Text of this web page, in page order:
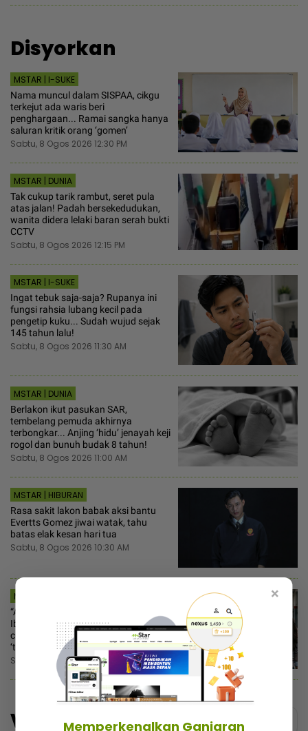
Disyorkan
MSTAR | I-SUKE
Nama muncul dalam SISPAA, cikgu
terkejut ada waris beri
penghargaan... Ramai sangka hanya
saluran kritik orang ‘gomen’
Sabtu, 8 Ogos 2026 12:30 PM
MSTAR | DUNIA
Tak cukup tarik rambut, seret pula
atas jalan! Padah bersekedudukan,
wanita didera lelaki baran serah bukti
CCTV
Sabtu, 8 Ogos 2026 12:15 PM
MSTAR | I-SUKE
Ingat tebuk saja-saja? Rupanya ini
fungsi rahsia lubang kecil pada
pengetip kuku... Sudah wujud sejak
145 tahun lalu!
Sabtu, 8 Ogos 2026 11:30 AM
MSTAR | DUNIA
Berlakon ikut pasukan SAR,
tembelang pemuda akhirnya
terbongkar... Anjing ‘hidu’ jenayah keji
rogol dan bunuh budak 8 tahun!
Sabtu, 8 Ogos 2026 11:00 AM
MSTAR | HIBURAN
Rasa sakit lakon babak aksi bantu
Evertts Gomez jiwai watak, tahu
batas elak kesan hari tua
Sabtu, 8 Ogos 2026 10:30 AM
MSTAR | VIRAL
“Akak belanja air, boleh la sayang” -
Ibu tunggal hantar foto tayang dada,
cubaan goda mekanik minta diskaun
‘timing belt’
Sabtu, 8 Ogos 2026 10:00 AM
Video Menarik@video
×
Memperkenalkan Ganjaran